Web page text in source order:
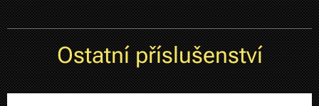
Ostatní příslušenství